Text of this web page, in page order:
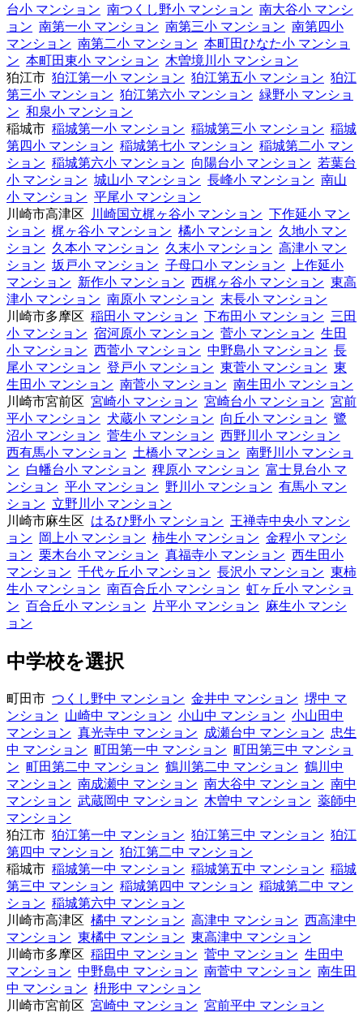
台小 マンション 南つくし野小 マンション 南大谷小 マンシ
ョン 南第一小 マンション 南第三小 マンション 南第四小
マンション 南第二小 マンション 本町田ひなた小 マンショ
ン 本町田東小 マンション 木曽境川小 マンション
狛江市 狛江第一小 マンション 狛江第五小 マンション 狛江
第三小 マンション 狛江第六小 マンション 緑野小 マンショ
ン 和泉小 マンション
稲城市 稲城第一小 マンション 稲城第三小 マンション 稲城
第四小 マンション 稲城第七小 マンション 稲城第二小 マン
ション 稲城第六小 マンション 向陽台小 マンション 若葉台
小 マンション 城山小 マンション 長峰小 マンション 南山
小 マンション 平尾小 マンション
川崎市高津区
川崎国立梶ヶ谷小 マンション 下作延小 マン
ション 梶ヶ谷小 マンション 橘小 マンション 久地小 マン
ション 久本小 マンション 久末小 マンション 高津小 マン
ション 坂戸小 マンション 子母口小 マンション
上作延小
マンション 新作小 マンション 西梶ヶ谷小 マンション 東高
津小 マンション 南原小 マンション 末長小 マンション
川崎市多摩区 稲田小 マンション 下布田小 マンション 三田
小 マンション 宿河原小 マンション 菅小 マンション 生田
小 マンション 西菅小 マンション 中野島小 マンション 長
尾小 マンション 登戸小 マンション 東菅小 マンション 東
生田小 マンション 南菅小 マンション 南生田小 マンション
川崎市宮前区 宮崎小 マンション 宮崎台小 マンション 宮前
平小 マンション 犬蔵小 マンション 向丘小 マンション 鷺
沼小 マンション 菅生小 マンション 西野川小 マンション
西有馬小 マンション 土橋小 マンション 南野川小 マンショ
ン 白幡台小 マンション 稗原小 マンション 富士見台小 マ
ンション 平小 マンション 野川小 マンション 有馬小 マン
ション 立野川小 マンション
川崎市麻生区 はるひ野小 マンション 王禅寺中央小 マンシ
ョン
岡上小 マンション 柿生小 マンション 金程小 マンシ
ョン 栗木台小 マンション 真福寺小 マンション 西生田小
マンション 千代ヶ丘小 マンション 長沢小 マンション 東柿
生小 マンション 南百合丘小 マンション 虹ヶ丘小 マンショ
ン 百合丘小 マンション 片平小 マンション 麻生小 マンシ
ョン
中学校を選択
町田市 つくし野中 マンション 金井中 マンション 堺中 マ
ンション 山崎中 マンション 小山中 マンション 小山田中
マンション 真光寺中 マンション 成瀬台中 マンション 忠生
中 マンション 町田第一中 マンション 町田第三中 マンショ
ン 町田第二中 マンション 鶴川第二中 マンション 鶴川中
マンション 南成瀬中 マンション 南大谷中 マンション 南中
マンション 武蔵岡中 マンション 木曽中 マンション 薬師中
マンション
狛江市 狛江第一中 マンション 狛江第三中 マンション 狛江
第四中 マンション 狛江第二中 マンション
稲城市 稲城第一中 マンション 稲城第五中 マンション 稲城
第三中 マンション 稲城第四中 マンション 稲城第二中 マン
ション 稲城第六中 マンション
川崎市高津区 橘中 マンション 高津中 マンション 西高津中
マンション 東橘中 マンション 東高津中 マンション
川崎市多摩区 稲田中 マンション 菅中 マンション 生田中
マンション 中野島中 マンション 南菅中 マンション 南生田
中 マンション 枡形中 マンション
川崎市宮前区 宮崎中 マンション 宮前平中 マンション